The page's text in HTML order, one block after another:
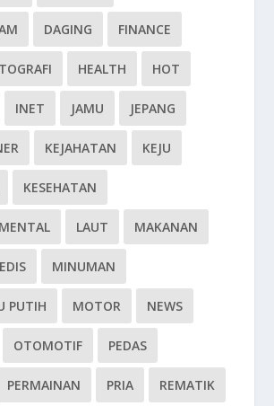
DAGING FINANCE
HEALTH HOT
INET JAMU JEPANG
KEJAHATAN KEJU
KESEHATAN
LAUT MAKANAN
MINUMAN
PUTIH MOTOR NEWS
OTOMOTIF PEDAS
PERMAINAN PRIA REMATIK